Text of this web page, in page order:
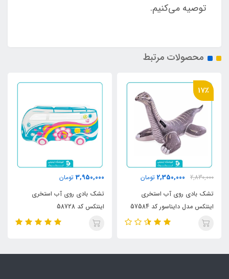
توصیه می‌کنیم.
محصولات مرتبط
17٪
2,830,000
2,350,000 تومان
تشک بادی روی آب استخری
اینتکس مدل دایناسور کد 57584
3,950,000 تومان
تشک بادی روی آب استخری
اینتکس کد 58728